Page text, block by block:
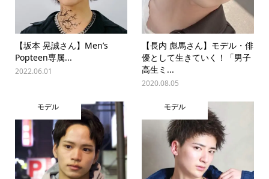
【坂本 晃誠さん】Men’s
Popteen専属...
2022.06.01
【長内 彪馬さん】モデル・俳
優として生きていく！「男子
高生ミ...
2020.08.05
モデル モデル